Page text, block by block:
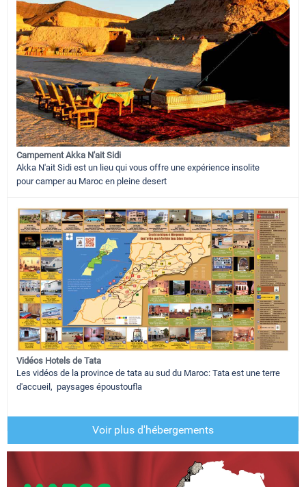
Campement Akka N'ait Sidi
Akka N'ait Sidi est un lieu qui vous offre une expérience insolite
pour camper au Maroc en pleine desert
Vidéos Hotels de Tata
Les vidéos de la province de tata au sud du Maroc: Tata est une terre
d'accueil, paysages époustoufla
Voir plus d'hébergements